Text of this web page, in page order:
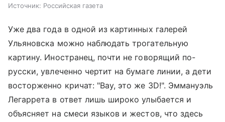
Источник: Российская газета
Уже два года в одной из картинных галерей
Ульяновска можно наблюдать трогательную
картину. Иностранец, почти не говорящий по-
русски, увлеченно чертит на бумаге линии, а дети
восторженно кричат: "Вау, это же 3D!". Эммануэль
Легаррета в ответ лишь широко улыбается и
объясняет на смеси языков и жестов, что здесь